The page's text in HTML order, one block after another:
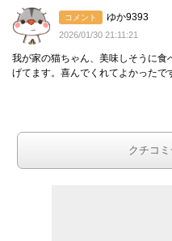
コメント ゆか9393
2026/01/30 21:11:21
我が家の猫ちゃん、美味しそうに
げてます。喜んでくれてよかったで
クチコ